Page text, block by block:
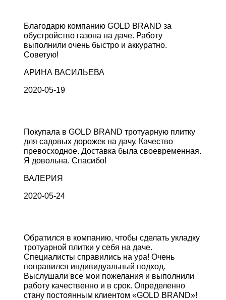
Благодарю компанию GOLD BRAND за
обустройство газона на даче. Работу
выполнили очень быстро и аккуратно.
Советую!
АРИНА ВАСИЛЬЕВА
2020-05-19
Покупала в GOLD BRAND тротуарную плитку
для садовых дорожек на дачу. Качество
превосходное. Доставка была своевременная.
Я довольна. Спасибо!
ВАЛЕРИЯ
2020-05-24
Обратился в компанию, чтобы сделать укладку
тротуарной плитки у себя на даче.
Специалисты справились на ура! Очень
понравился индивидуальный подход.
Выслушали все мои пожелания и выполнили
работу качественно и в срок. Определенно
стану постоянным клиентом «GOLD BRAND»!